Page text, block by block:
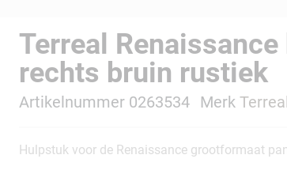
Terreal
rechts bruin rustiek
Artikelnummer 0263534 Merk Terreal
Hulpstuk voor de Renaissance grootformaat